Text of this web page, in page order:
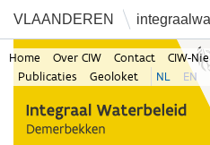
VLAANDEREN
Home Over CIW Contact CIW-
Publicaties
Geoloket NL EN